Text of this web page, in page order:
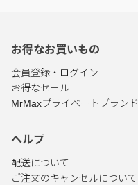
お得なお買いもの
会員登録・ログイン
お得なセール
MrMaxプライベートブランド
ヘルプ
配送について
ご注文のキャンセルについて